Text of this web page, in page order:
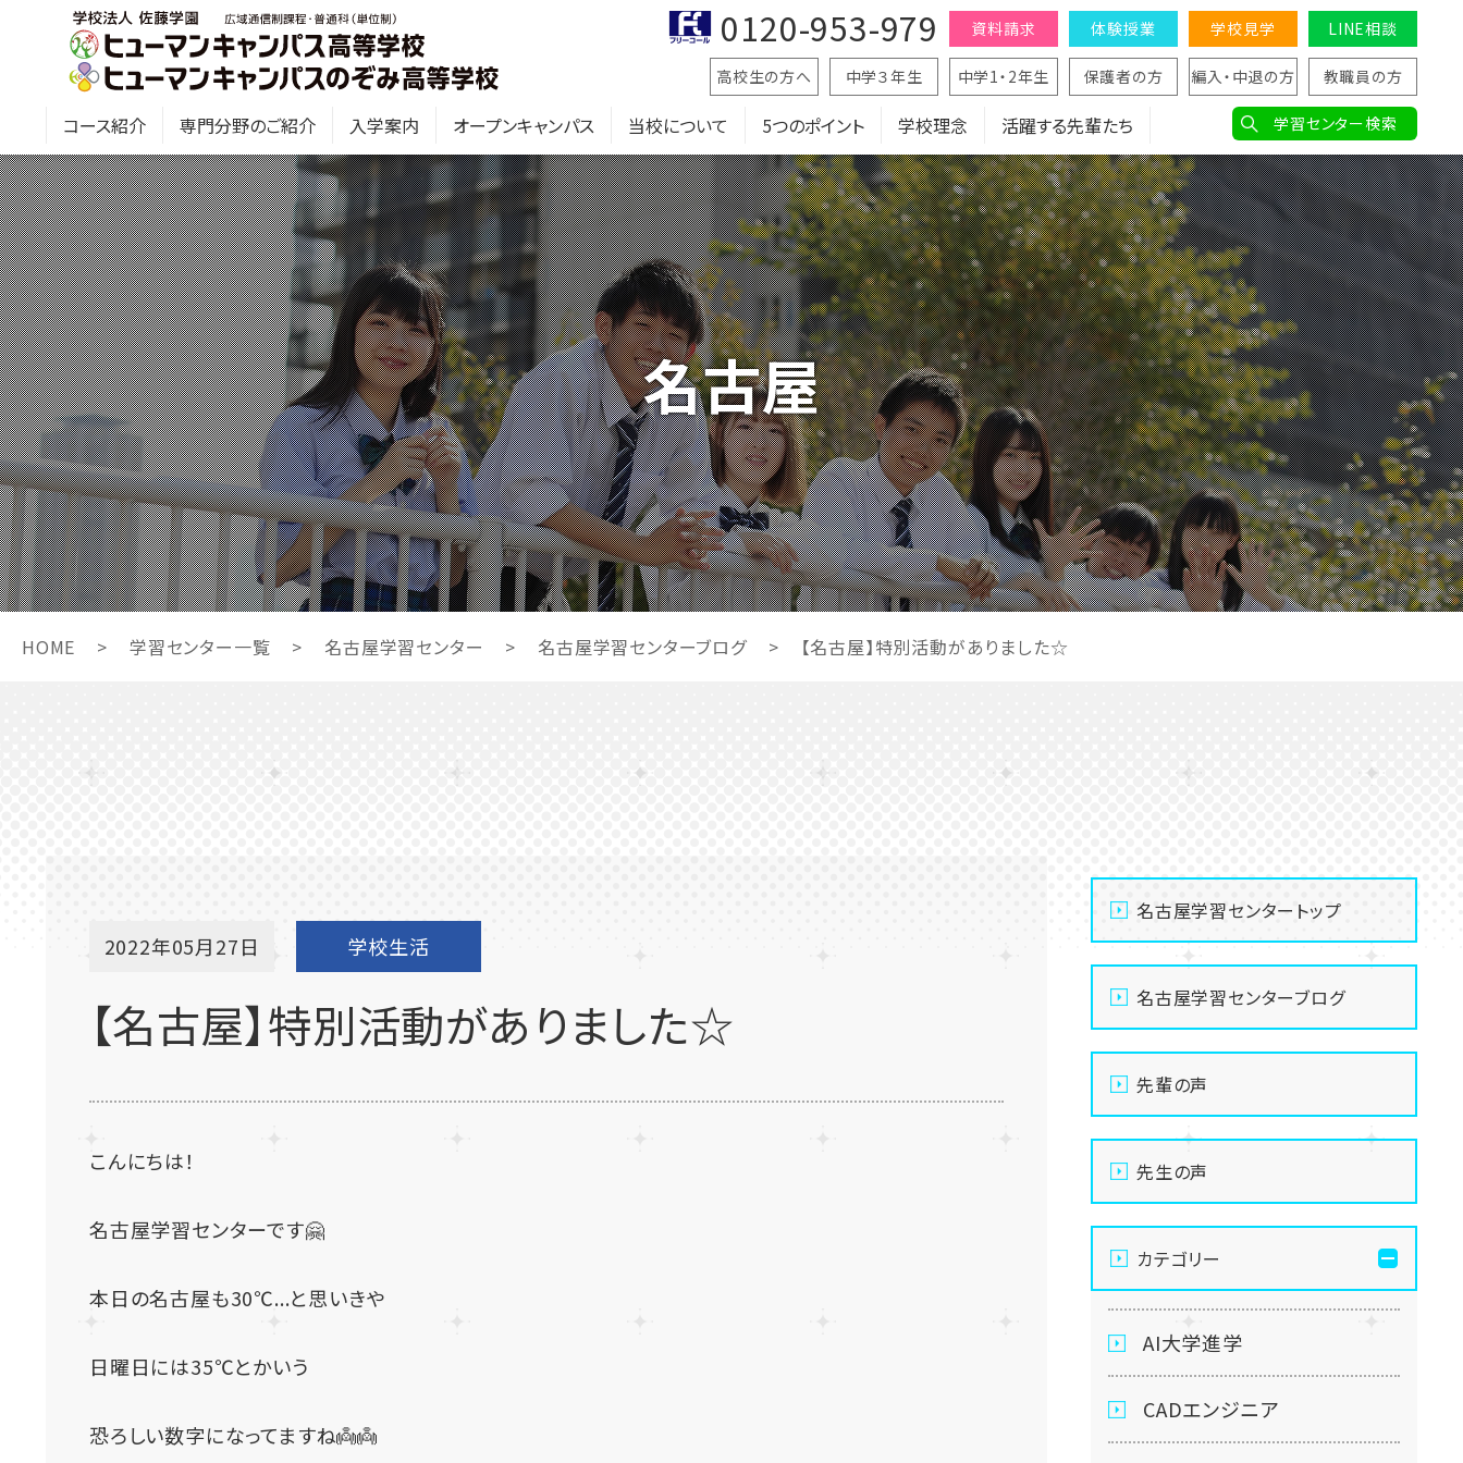
コース紹介 専門分野のご紹介 入学案内 オープンキャンパス 当校について 5つのポイント 学校理念 活躍する先輩たち
資料請求 体験授業 学校見学 LINE相談
高校生の方へ 中学３年生 中学1・2年生 保護者の方 編入・中退の方 教職員の方
学習センター検索
0120-953-979
名古屋
HOME > 学習センター一覧 > 名古屋学習センター > 名古屋学習センターブログ > 【名古屋】特別活動がありました☆
2022年05月27日 学校生活
【名古屋】特別活動がありました☆
こんにちは！
名古屋学習センターです🤗
本日の名古屋も30℃...と思いきや
日曜日には35℃とかいう
恐ろしい数字になってますね👼👼
名古屋学習センタートップ
名古屋学習センターブログ
先輩の声
先生の声
カテゴリー
AI大学進学
CADエンジニア